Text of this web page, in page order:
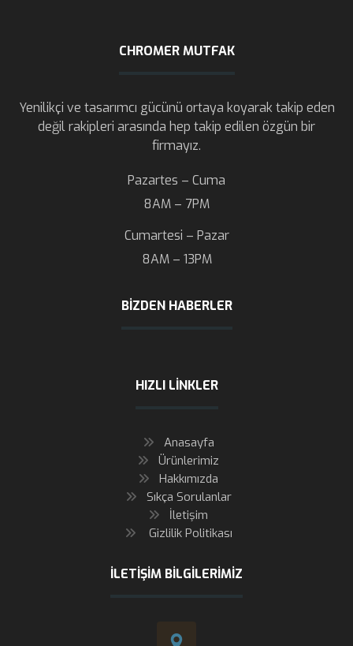
CHROMER MUTFAK
Yenilikçi ve tasarımcı gücünü ortaya koyarak takip eden
değil rakipleri arasında hep takip edilen özgün bir
firmayız.
Pazartes – Cuma
8AM – 7PM
Cumartesi – Pazar
8AM – 13PM
BIZDEN HABERLER
HIZLI LINKLER
Anasayfa
Ürünlerimiz
Hakkımızda
Sıkça Sorulanlar
İletişim
Gizlilik Politikası
İLETIŞIM BILGILERIMIZ